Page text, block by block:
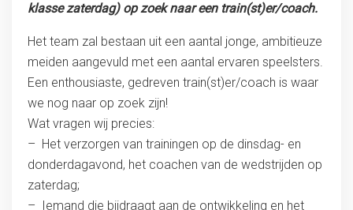
klasse zaterdag) op zoek naar een train(st)er/coach.
Het team zal bestaan uit een aantal jonge, ambitieuze
meiden aangevuld met een aantal ervaren speelsters.
Een enthousiaste, gedreven train(st)er/coach is waar
we nog naar op zoek zijn!
Wat vragen wij precies:
– Het verzorgen van trainingen op de dinsdag- en
donderdagavond, het coachen van de wedstrijden op
zaterdag;
– Iemand die bijdraagt aan de ontwikkeling en het